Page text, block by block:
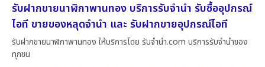
รับฝากขายนาฬิกาพานทอง บริการรับจำนำ รับซื้ออุปกรณ์
ไอที ขายของหลุดจำนำ และ รับฝากขายอุปกรณ์ไอที
รับฝากขายนาฬิกาพานทอง ให้บริการโดย รับจํานํา.com บริการรับจำนำของ
ทุกชน